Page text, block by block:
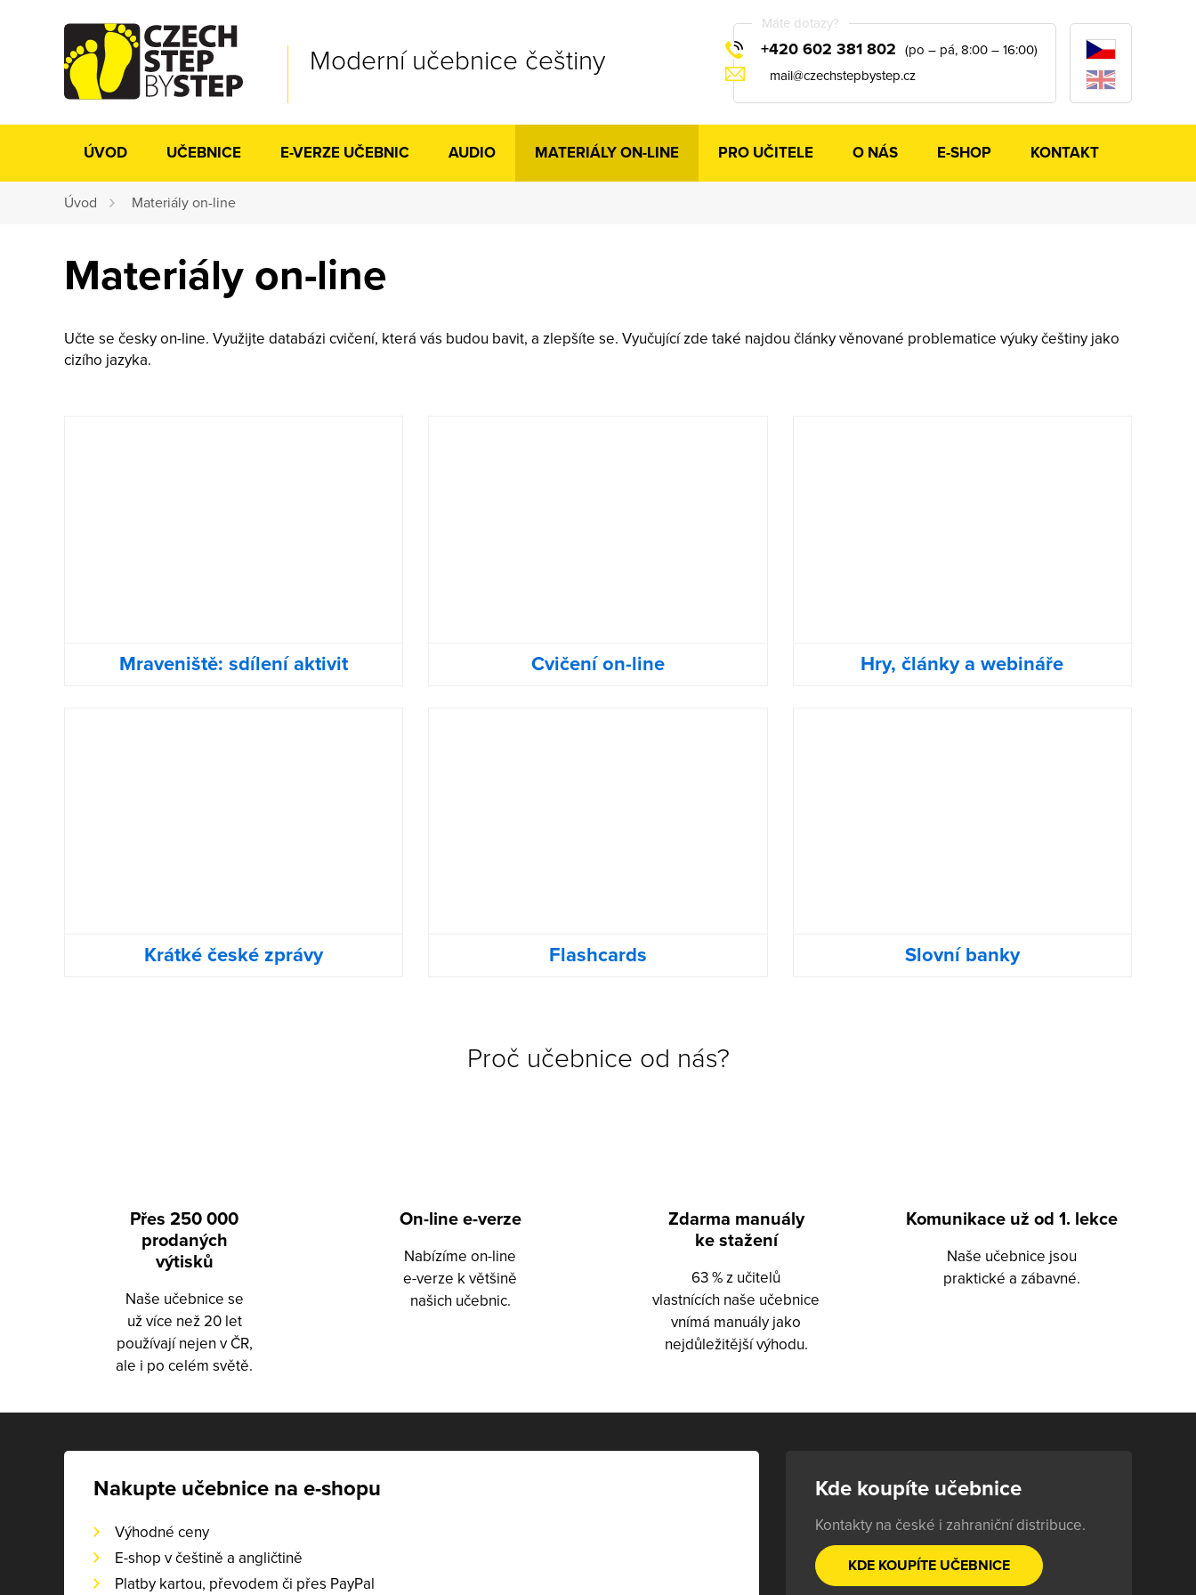
Moderní učebnice češtiny
Máte dotazy?
+420 602 381 802
(po – pá, 8:00 – 16:00)
mail@czechstepbystep.cz
ÚVOD UČEBNICE E-VERZE UČEBNIC AUDIO MATERIÁLY ON-LINE PRO UČITELE O NÁS E-SHOP KONTAKT
Úvod Materiály on-line
Materiály on-line
Učte se česky on-line. Využijte databázi cvičení, která vás budou bavit, a zlepšíte se. Vyučující zde také najdou články věnované problematice výuky češtiny jako
cizího jazyka.
Mraveniště: sdílení aktivit Cvičení on-line Hry, články a webináře
Krátké české zprávy Flashcards Slovní banky
Proč učebnice od nás?
Přes 250 000
prodaných
výtisků
Naše učebnice se
už více než 20 let
používají nejen v ČR,
ale i po celém světě.
On-line e-verze
Nabízíme on-line
e-verze k většině
našich učebnic.
Zdarma manuály
ke stažení
63 % z učitelů
vlastnících naše učebnice
vnímá manuály jako
nejdůležitější výhodu.
Komunikace už od 1. lekce
Naše učebnice jsou
praktické a zábavné.
Nakupte učebnice na e-shopu
Výhodné ceny
E-shop v češtině a angličtině
Platby kartou, převodem či přes PayPal
Kde koupíte učebnice
Kontakty na české i zahraniční distribuce.
KDE KOUPÍTE UČEBNICE